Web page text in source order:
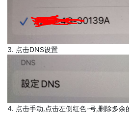
3. 点击DNS设置
4. 点击手动,点击左侧红色-号,删除多